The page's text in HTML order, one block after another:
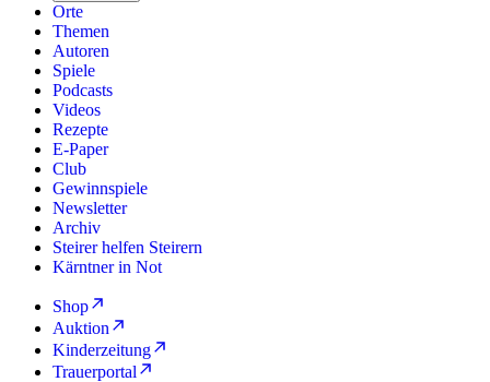
Orte
Themen
Autoren
Spiele
Podcasts
Videos
Rezepte
E-Paper
Club
Gewinnspiele
Newsletter
Archiv
Steirer helfen Steirern
Kärntner in Not
Shop
Auktion
Kinderzeitung
Trauerportal